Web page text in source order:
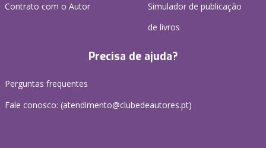
Contrato com o Autor
Simulador de publicação
de livros
Precisa de ajuda?
Perguntas frequentes
Fale conosco: (atendimento@clubedeautores.pt)